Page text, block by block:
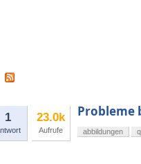
1 23.0k
Aufrufe
Probleme
abbildungen